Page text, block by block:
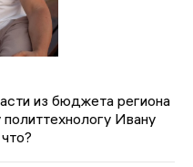
из бюджета региона
Ивану